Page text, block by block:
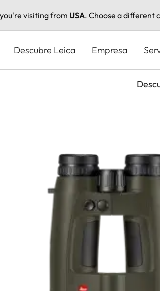
visiting from USA. Choose a different
Descubre Leica Empresa